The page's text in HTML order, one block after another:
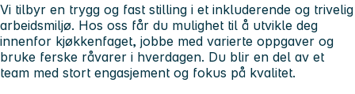
Vi tilbyr en trygg og fast stilling i et inkluderende og trivelig
arbeidsmiljø. Hos oss får du mulighet til å utvikle deg
innenfor kjøkkenfaget, jobbe med varierte oppgaver og
bruke ferske råvarer i hverdagen. Du blir en del av et
team med stort engasjement og fokus på kvalitet.